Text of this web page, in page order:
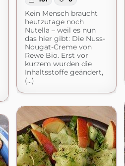
Kein Mensch braucht
heutzutage noch
Nutella – weil es nun
das hier gibt: Die Nuss-
Nougat-Creme von
Rewe Bio. Erst vor
kurzem wurden die
Inhaltsstoffe geändert,
(...)